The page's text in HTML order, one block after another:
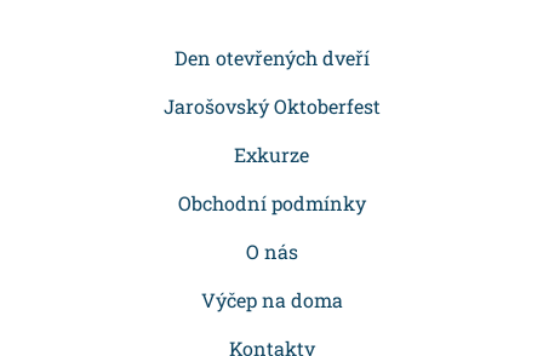
Den otevřených dveří
Jarošovský Oktoberfest
Exkurze
Obchodní podmínky
O nás
Výčep na doma
Kontakty